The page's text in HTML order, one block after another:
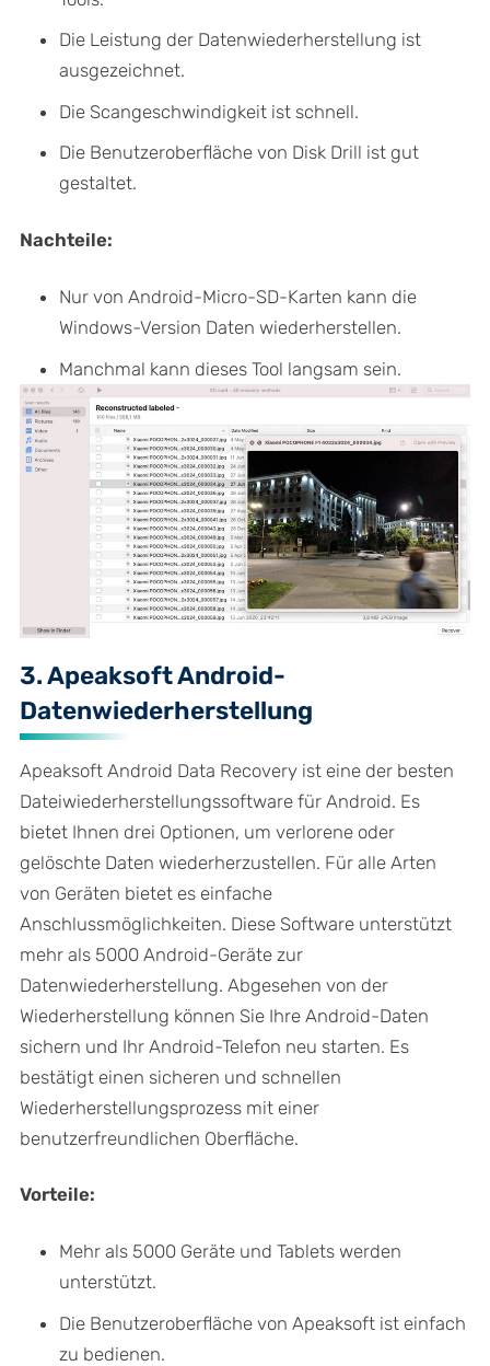
Die Leistung der Datenwiederherstellung ist
ausgezeichnet.
Die Scangeschwindigkeit ist schnell.
Die Benutzeroberfläche von Disk Drill ist gut
gestaltet.
Nachteile:
Nur von Android-Micro-SD-Karten kann die
Windows-Version Daten wiederherstellen.
Manchmal kann dieses Tool langsam sein.
3. Apeaksoft Android-
Datenwiederherstellung
Apeaksoft Android Data Recovery ist eine der besten
Dateiwiederherstellungssoftware für Android. Es
bietet Ihnen drei Optionen, um verlorene oder
gelöschte Daten wiederherzustellen. Für alle Arten
von Geräten bietet es einfache
Anschlussmöglichkeiten. Diese Software unterstützt
mehr als 5000 Android-Geräte zur
Datenwiederherstellung. Abgesehen von der
Wiederherstellung können Sie Ihre Android-Daten
sichern und Ihr Android-Telefon neu starten. Es
bestätigt einen sicheren und schnellen
Wiederherstellungsprozess mit einer
benutzerfreundlichen Oberfläche.
Vorteile:
Mehr als 5000 Geräte und Tablets werden
unterstützt.
Die Benutzeroberfläche von Apeaksoft ist einfach
zu bedienen.